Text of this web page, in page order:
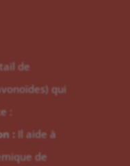
de
qui
:
: Il aide à
de